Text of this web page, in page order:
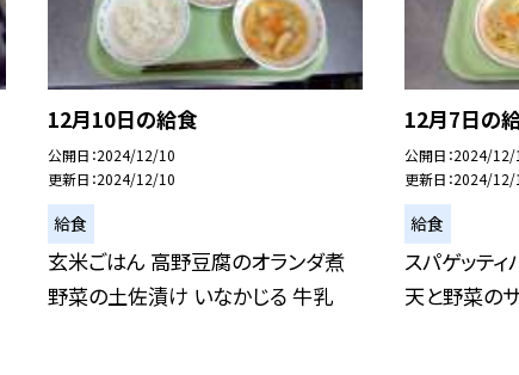
12月10日の給食
公開日 2024/12/10
更新日 2024/12/10
給食
玄米ごはん 高野豆腐のオランダ煮
野菜の土佐漬け いなかじる 牛乳
12月7日の
公開日 2024/12/
更新日 2024/12/
給食
スパゲッテ
天と野菜の